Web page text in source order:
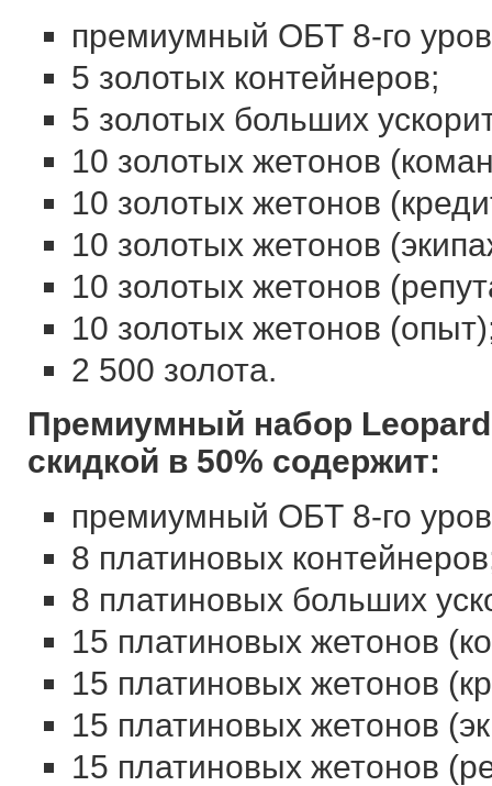
премиумный ОБТ 8-го
5 золотых контейнеров;
5 золотых больших
10 золотых жетонов
10 золотых жетонов
10 золотых жетонов
10 золотых жетонов
10 золотых жетонов
2 500 золота.
Премиумный набор
скидкой в 50% содержит:
премиумный ОБТ 8-го
8 платиновых
8 платиновых больших
15 платиновых жетонов
15 платиновых жетонов
15 платиновых жетонов
15 платиновых жетонов